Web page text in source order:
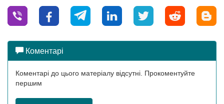
Коментарі
Коментарі до цього матеріалу відсутні. Прокоментуйте
першим